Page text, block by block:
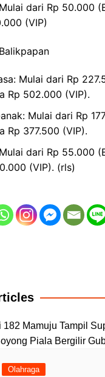
dari Rp 50.000
(VIP)
Mulai dari Rp
Rp 502.000 (VIP).
Mulai dari Rp
Rp 377.500 (VIP).
dari Rp 55.000
(VIP). (rls)
Olahraga